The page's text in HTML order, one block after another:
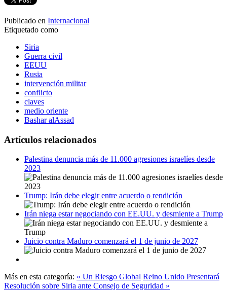
Publicado en Internacional
Etiquetado como
Siria
Guerra civil
EEUU
Rusia
intervención militar
conflicto
claves
medio oriente
Bashar alAssad
Artículos relacionados
Palestina denuncia más de 11.000 agresiones israelíes desde
2023
Trump: Irán debe elegir entre acuerdo o rendición
Irán niega estar negociando con EE.UU. y desmiente a Trump
Juicio contra Maduro comenzará el 1 de junio de 2027
Más en esta categoría: « Un Riesgo Global Reino Unido Presentará
Resolución sobre Siria ante Consejo de Seguridad »